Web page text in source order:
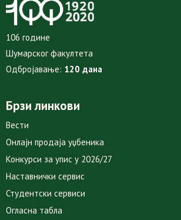
106 године
Шумарског факултета
Одбројавање: 120 дана
Брзи линкови
Вести
Онлајн продаја уџбеника
Конкурси за упис у 2026/27
Наставнички сервис
Студентски сервиси
Огласна табла